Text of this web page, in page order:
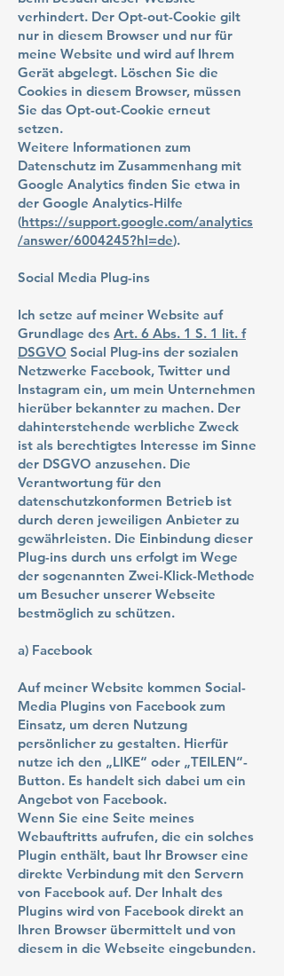
verhindert. Der Opt-out-Cookie gilt
nur in diesem Browser und nur für
meine Website und wird auf Ihrem
Gerät abgelegt. Löschen Sie die
Cookies in diesem Browser, müssen
Sie das Opt-out-Cookie erneut
setzen.
Weitere Informationen zum
Datenschutz im Zusammenhang mit
Google Analytics finden Sie etwa in
der Google Analytics-Hilfe
(https://support.google.com/analytics
/answer/6004245?hl=de).
Social Media Plug-ins
Ich setze auf meiner Website auf
Grundlage des Art. 6 Abs. 1 S. 1 lit. f
DSGVO Social Plug-ins der sozialen
Netzwerke Facebook, Twitter und
Instagram ein, um mein Unternehmen
hierüber bekannter zu machen. Der
dahinterstehende werbliche Zweck
ist als berechtigtes Interesse im Sinne
der DSGVO anzusehen. Die
Verantwortung für den
datenschutzkonformen Betrieb ist
durch deren jeweiligen Anbieter zu
gewährleisten. Die Einbindung dieser
Plug-ins durch uns erfolgt im Wege
der sogenannten Zwei-Klick-Methode
um Besucher unserer Webseite
bestmöglich zu schützen.
a) Facebook
Auf meiner Website kommen Social-
Media Plugins von Facebook zum
Einsatz, um deren Nutzung
persönlicher zu gestalten. Hierfür
nutze ich den „LIKE“ oder „TEILEN“-
Button. Es handelt sich dabei um ein
Angebot von Facebook.
Wenn Sie eine Seite meines
Webauftritts aufrufen, die ein solches
Plugin enthält, baut Ihr Browser eine
direkte Verbindung mit den Servern
von Facebook auf. Der Inhalt des
Plugins wird von Facebook direkt an
Ihren Browser übermittelt und von
diesem in die Webseite eingebunden.